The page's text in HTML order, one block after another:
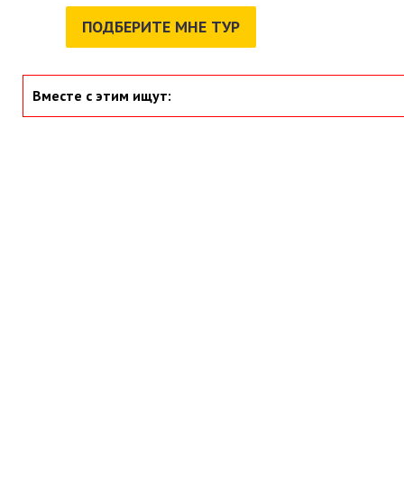
ПОДБЕРИТЕ МНЕ ТУР
Вместе с этим ищут: